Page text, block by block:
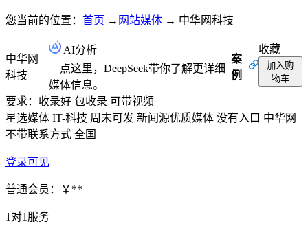
您当前的位置： 首页 → 网站媒体 → 中华网科技
中华网
科技
AI分析
点这里，DeepSeek带你了解更详细
媒体信息。
案
例
要求：收录好 包收录 可带视频
收藏
加入购
物车
星选媒体 IT-科技 周末可发 新闻源优质媒体 没有入口 中华网
不带联系方式 全国
登录可见
普通会员：￥**
1对1服务